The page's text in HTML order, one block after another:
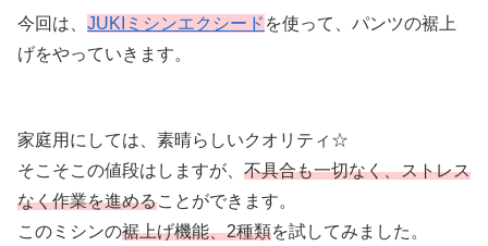
今回は、 JUKIミシンエクシード を使って、パンツの裾上
げをやっていきます。
家庭用にしては、素晴らしいクオリティ☆
そこそこの値段はしますが、 不具合も一切なく、ストレス
なく作業を進めることができます。
このミシンの裾上げ機能、2種類を試してみました。